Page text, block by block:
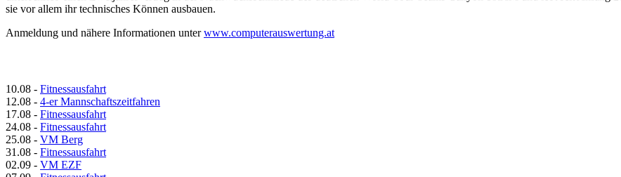
sie vor allem ihr technisches Können ausbauen.
Anmeldung und nähere Informationen unterwww.computerauswertung.at
10.08 - Fitnessausfahrt
12.08 - 4-er Mannschaftszeitfahren
17.08 - Fitnessausfahrt
24.08 - Fitnessausfahrt
25.08 - VM Berg
31.08 - Fitnessausfahrt
02.09 - VM EZF